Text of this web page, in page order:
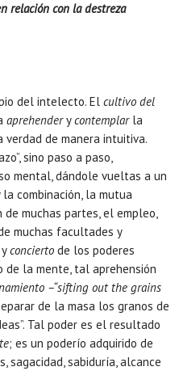
relación con la destreza
del intelecto. El cultivo del
aprehenderycontemplarla
de manera intuitiva.
sino paso a paso,
mental, dándole vueltas a un
combinación, la mutua
muchas partes, el empleo,
muchas facultades y
yconcierto de los poderes
la mente, tal aprehensión
–“sifting out the grains
de la masa los granos de
Tal poder es el resultado
; es un poderío adquirido de
sagacidad, sabiduría, alcance